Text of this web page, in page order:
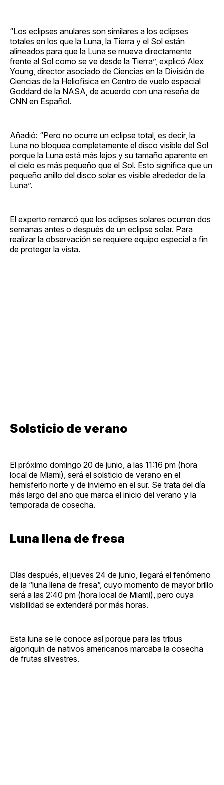
“Los eclipses anulares son similares a los eclipses
totales en los que la Luna, la Tierra y el Sol están
alineados para que la Luna se mueva directamente
frente al Sol como se ve desde la Tierra”, explicó Alex
Young, director asociado de Ciencias en la División de
Ciencias de la Heliofísica en Centro de vuelo espacial
Goddard de la NASA, de acuerdo con una reseña de
CNN en Español.
Añadió: “Pero no ocurre un eclipse total, es decir, la
Luna no bloquea completamente el disco visible del Sol
porque la Luna está más lejos y su tamaño aparente en
el cielo es más pequeño que el Sol. Esto significa que un
pequeño anillo del disco solar es visible alrededor de la
Luna”.
El experto remarcó que los eclipses solares ocurren dos
semanas antes o después de un eclipse solar. Para
realizar la observación se requiere equipo especial a fin
de proteger la vista.
Solsticio de verano
El próximo domingo 20 de junio, a las 11:16 pm (hora
local de Miami), será el solsticio de verano en el
hemisferio norte y de invierno en el sur. Se trata del día
más largo del año que marca el inicio del verano y la
temporada de cosecha.
Luna llena de fresa
Días después, el jueves 24 de junio, llegará el fenómeno
de la “luna llena de fresa”, cuyo momento de mayor brillo
será a las 2:40 pm (hora local de Miami), pero cuya
visibilidad se extenderá por más horas.
Esta luna se le conoce así porque para las tribus
algonquin de nativos americanos marcaba la cosecha
de frutas silvestres.